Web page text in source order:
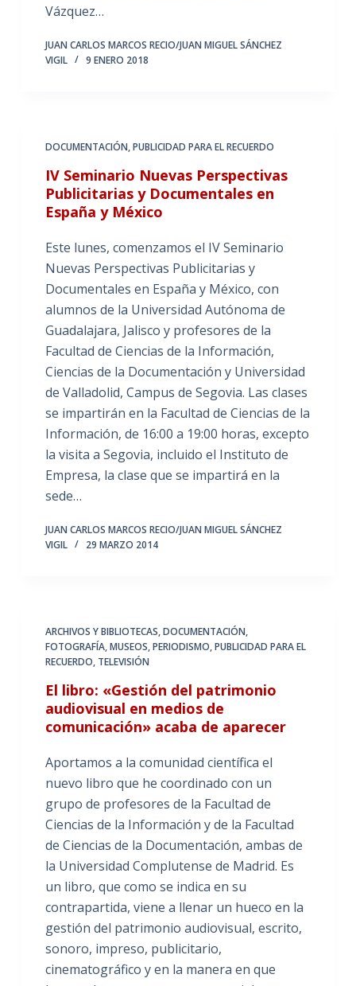
Vázquez…
JUAN CARLOS MARCOS RECIO/JUAN MIGUEL SÁNCHEZ
VIGIL
9 ENERO 2018
DOCUMENTACIÓN,PUBLICIDAD PARA EL RECUERDO
IV Seminario Nuevas Perspectivas
Publicitarias y Documentales en
España y México
Este lunes, comenzamos el IV Seminario
Nuevas Perspectivas Publicitarias y
Documentales en España y México, con
alumnos de la Universidad Autónoma de
Guadalajara, Jalisco y profesores de la
Facultad de Ciencias de la Información,
Ciencias de la Documentación y Universidad
de Valladolid, Campus de Segovia. Las clases
se impartirán en la Facultad de Ciencias de la
Información, de 16:00 a 19:00 horas, excepto
la visita a Segovia, incluido el Instituto de
Empresa, la clase que se impartirá en la
sede…
JUAN CARLOS MARCOS RECIO/JUAN MIGUEL SÁNCHEZ
VIGIL
29 MARZO 2014
ARCHIVOS Y BIBLIOTECAS,DOCUMENTACIÓN,
FOTOGRAFÍA,MUSEOS,PERIODISMO,PUBLICIDAD PARA EL
RECUERDO, TELEVISIÓN
El libro: «Gestión del patrimonio
audiovisual en medios de
comunicación» acaba de aparecer
Aportamos a la comunidad científica el
nuevo libro que he coordinado con un
grupo de profesores de la Facultad de
Ciencias de la Información y de la Facultad
de Ciencias de la Documentación, ambas de
la Universidad Complutense de Madrid. Es
un libro, que como se indica en su
contrapartida, viene a llenar un hueco en la
gestión del patrimonio audiovisual, escrito,
sonoro, impreso, publicitario,
cinematográfico y en la manera en que